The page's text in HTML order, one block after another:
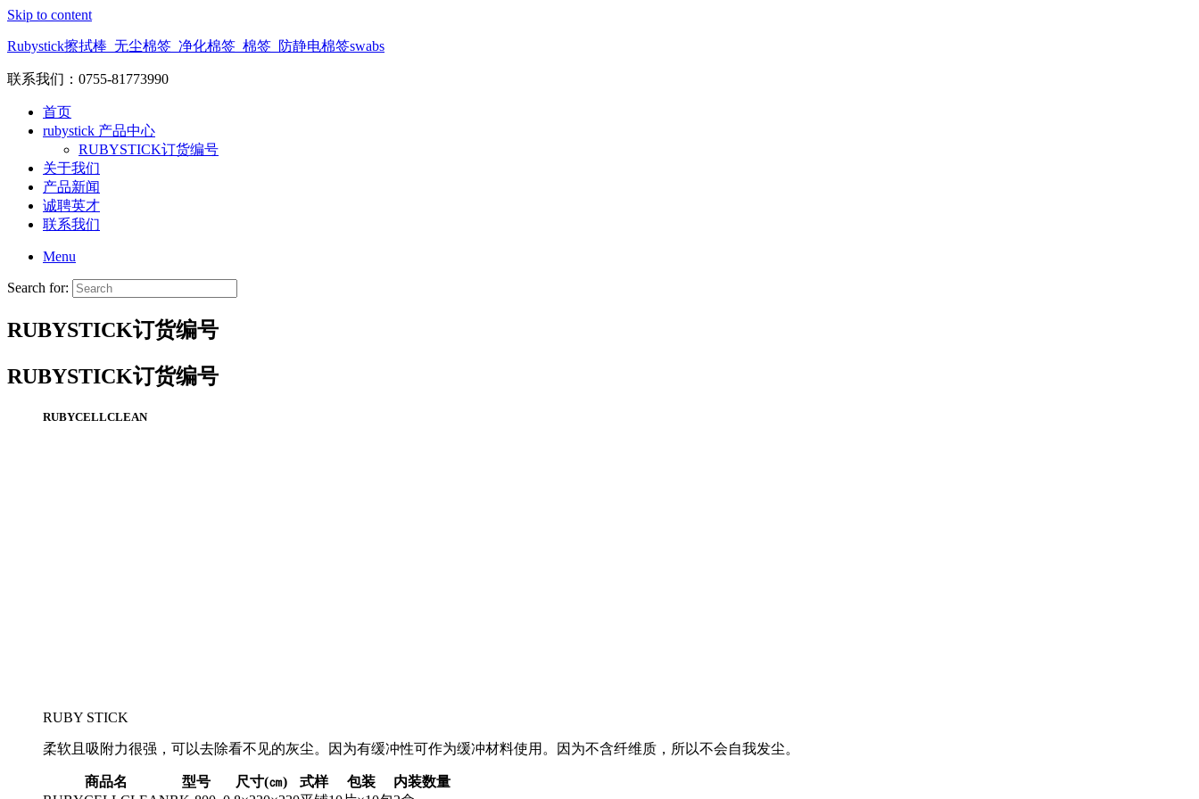
Skip to content
Rubystick擦拭棒_无尘棉签_净化棉签_棉签_防静电棉签swabs
联系我们：0755-81773990
首页
rubystick 产品中心
RUBYSTICK订货编号
关于我们
产品新闻
诚聘英才
联系我们
Menu
Search for:
RUBYSTICK订货编号
RUBYSTICK订货编号
RUBYCELLCLEAN
RUBY STICK
柔软且吸附力很强，可以去除看不见的灰尘。因为有缓冲性可作为缓冲材料使用。因为不含纤维质，所以不会自我发尘。
商品名 型号 尺寸(㎝) 式样 包装
内装数量